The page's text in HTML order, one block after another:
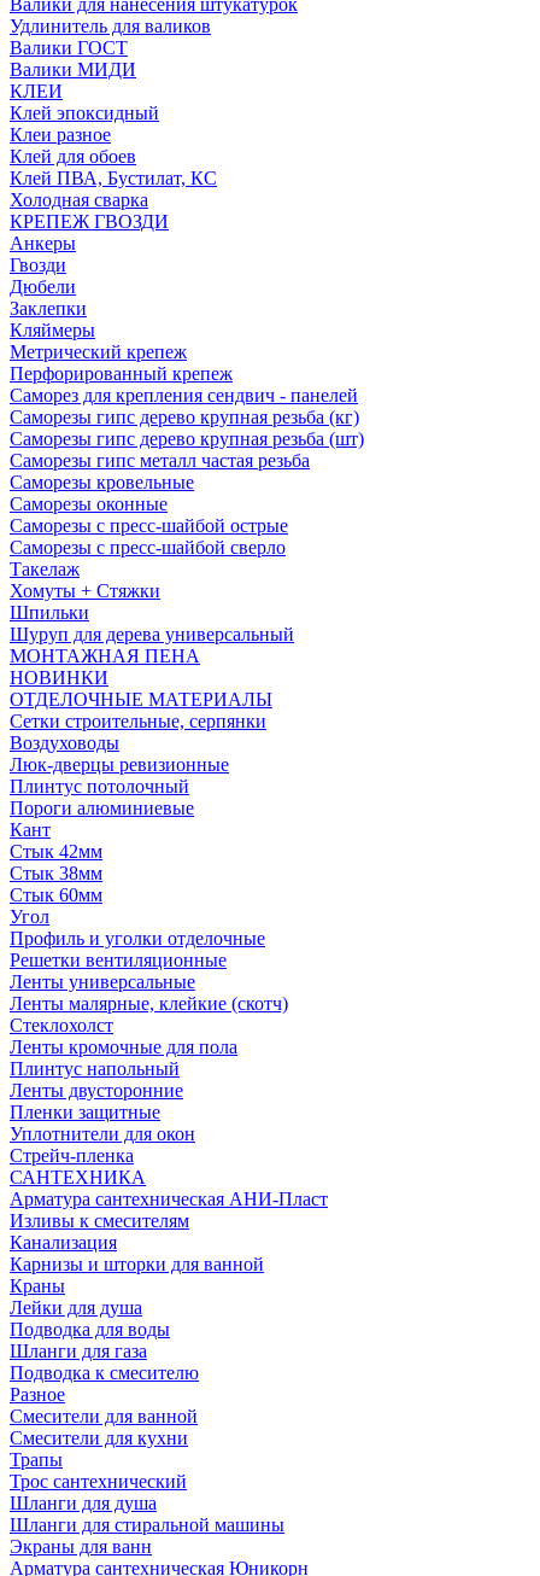
Валики для нанесения штукатурок
Удлинитель для валиков
Валики ГОСТ
Валики МИДИ
КЛЕИ
Клей эпоксидный
Клеи разное
Клей для обоев
Клей ПВА, Бустилат, КС
Холодная сварка
КРЕПЕЖ ГВОЗДИ
Анкеры
Гвозди
Дюбели
Заклепки
Кляймеры
Метрический крепеж
Перфорированный крепеж
Саморез для крепления сендвич - панелей
Саморезы гипс дерево крупная резьба (кг)
Саморезы гипс дерево крупная резьба (шт)
Саморезы гипс металл частая резьба
Саморезы кровельные
Саморезы оконные
Саморезы с пресс-шайбой острые
Саморезы с пресс-шайбой сверло
Такелаж
Хомуты + Стяжки
Шпильки
Шуруп для дерева универсальный
МОНТАЖНАЯ ПЕНА
НОВИНКИ
ОТДЕЛОЧНЫЕ МАТЕРИАЛЫ
Сетки строительные, серпянки
Воздуховоды
Люк-дверцы ревизионные
Плинтус потолочный
Пороги алюминиевые
Кант
Стык 42мм
Стык 38мм
Стык 60мм
Угол
Профиль и уголки отделочные
Решетки вентиляционные
Ленты универсальные
Ленты малярные, клейкие (скотч)
Стеклохолст
Ленты кромочные для пола
Плинтус напольный
Ленты двусторонние
Пленки защитные
Уплотнители для окон
Стрейч-пленка
САНТЕХНИКА
Арматура сантехническая АНИ-Пласт
Изливы к смесителям
Канализация
Карнизы и шторки для ванной
Краны
Лейки для душа
Подводка для воды
Шланги для газа
Подводка к смесителю
Разное
Смесители для ванной
Смесители для кухни
Трапы
Трос сантехнический
Шланги для душа
Шланги для стиральной машины
Экраны для ванн
Арматура сантехническая Юникорн